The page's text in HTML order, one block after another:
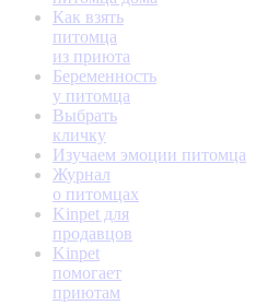
Как взять
питомца
из приюта
Беременность
у питомца
Выбрать
кличку
Изучаем эмоции питомца
Журнал
о питомцах
Kinpet для
продавцов
Kinpet
помогает
приютам